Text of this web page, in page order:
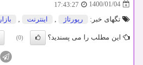
1400/01/04
17:43:27
تگهای خبر:
رپورتاژ , اینترنت , بازار
این مطلب را می پسندید؟ (0)